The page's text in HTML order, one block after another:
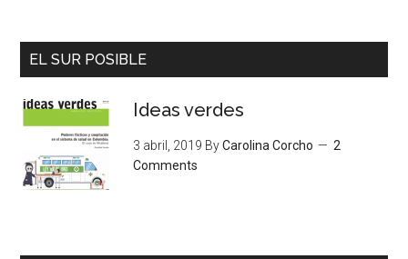
EL SUR POSIBLE
Ideas verdes
3 abril, 2019 ByCarolina Corcho
2
Comments